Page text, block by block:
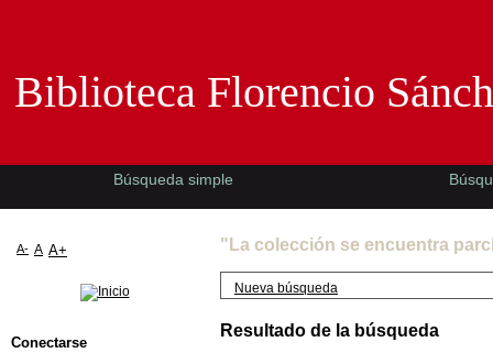
"La colección se encuentra
Nueva búsqueda
Resultado de la búsqueda
Biblioteca Florencio
Búsqueda simple
A- A A+
Conectarse